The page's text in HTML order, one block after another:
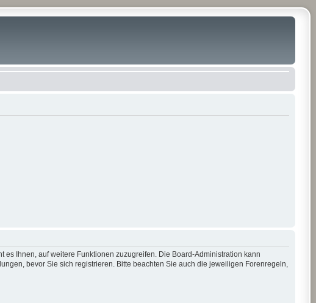
Ihnen, auf weitere Funktionen zuzugreifen. Die Board-Administration kann
bevor Sie sich registrieren. Bitte beachten Sie auch die jeweiligen Forenregeln,